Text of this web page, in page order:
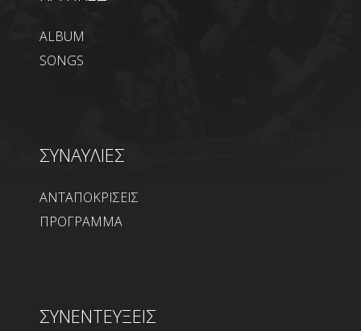
ALBUM
SONGS
ΣΥΝΑΥΛΙΕΣ
ΑΝΤΑΠΟΚΡΙΣΕΙΣ
ΠΡΟΓΡΑΜΜΑ
ΣΥΝΕΝΤΕΥΞΕΙΣ